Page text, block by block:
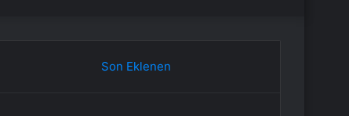
Son Eklenen